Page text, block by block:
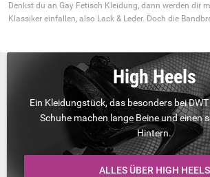
Denkst du an Gay Fetisch Kleidung, dann werden dir
Klassiker einfallen, also Lack & Leder. Doch die
High Heels
Ein Kleidungstück, das besonders bei
Schuhe machen lange Beine und einen
Hintern.
ALLES ÜBER HIGH HEELS